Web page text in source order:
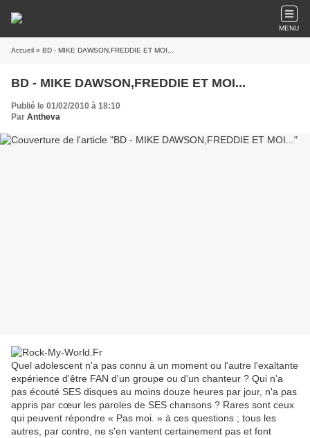
MENU
Accueil » BD - MIKE DAWSON,FREDDIE ET MOI...
BD - MIKE DAWSON,FREDDIE ET MOI...
Publié le 01/02/2010 à 18:10
Par Antheva
Quel adolescent n'a pas connu à un moment ou l'autre l'exaltante
expérience d'être FAN d'un groupe ou d'un chanteur ? Qui n'a
pas écouté SES disques au moins douze heures par jour, n'a pas
appris par cœur les paroles de SES chansons ? Rares sont ceux
qui peuvent répondre « Pas moi. » à ces questions ; tous les
autres, par contre, ne s'en vantent certainement pas et font